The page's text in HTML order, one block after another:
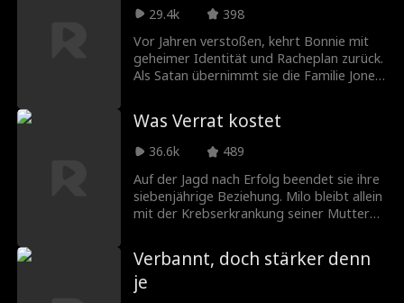
Wunderbare an Emma ist weit mehr, als
Leben um sie trauerte. Geschäftskrisen
ignoriert sie, lässt ihre Schwester den
Verlobten ausspannen und jubelt sogar,
als die Großeltern das Imperium einem
Cousin übergeben. Das Chaos bricht aus
29.4k
398
Vor Jahren verstoßen, kehrt Bonnie mit
geheimer Identität und Racheplan zurück.
Als Satan übernimmt sie die Familie Jones,
Lucifer entpuppt. Gemeinsam vernichten
sie ihre Feinde und decken eine
Verschwörung auf.
Was Verrat kostet
36.6k
489
Auf der Jagd nach Erfolg beendet sie ihre
siebenjährige Beziehung. Milo bleibt allein
mit der Krebserkrankung seiner Mutter
ahnt: Milos Wirtschaftssimulation wird
plötzlich Realität, samt einem riesigen
Imperium und unvorstellbarem Reichtum.
Sie dachte, sie wirft nur Ballast ab.
Verbannt, doch stärker denn
je